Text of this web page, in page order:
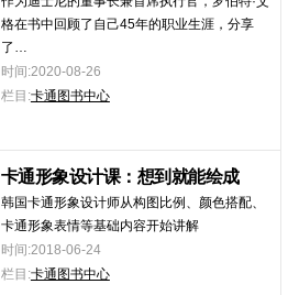
格在书中回顾了自己45年的职业生涯，分享
了…
时间:2020-08-26
栏目:卡通图书中心
卡通形象设计课：想到就能绘成
韩国卡通形象设计师从构图比例、颜色搭配、
卡通形象表情等基础内容开始讲解
时间:2018-06-24
栏目:卡通图书中心